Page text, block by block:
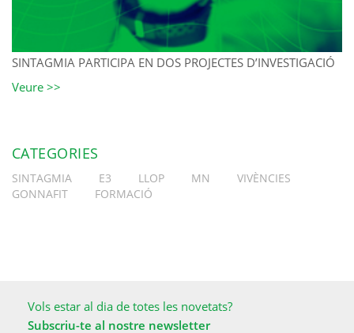
SINTAGMIA PARTICIPA EN DOS PROJECTES D’INVESTIGACIÓ
Veure >>
CATEGORIES
SINTAGMIA E3 LLOP MN
VIVÈNCIES
GONNAFIT
FORMACIÓ
Vols estar al dia de totes les novetats?
Subscriu-te al nostre newsletter